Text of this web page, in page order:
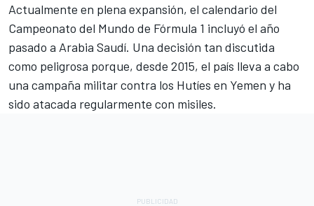
Actualmente en plena expansión, el calendario del
Campeonato del Mundo de Fórmula 1 incluyó el año
pasado a Arabia Saudí. Una decisión tan discutida
como peligrosa porque, desde 2015, el país lleva a cabo
una campaña militar contra los Hutíes en Yemen y ha
sido atacada regularmente con misiles.